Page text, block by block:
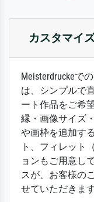
カスタマイ
Meisterdruckeで
は、シンプルで
ート作品をご希
縁・画像サイズ
や画枠を追加す
ト、フィレット
ョンもご用意し
スが、お客様の
せていただきます